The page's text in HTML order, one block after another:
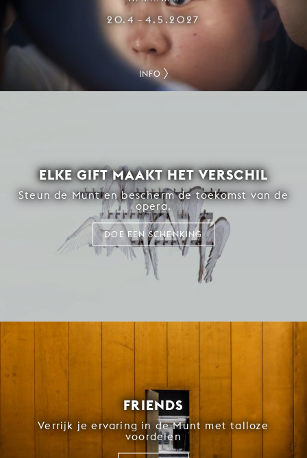
20.4 –4.5.2027
INFO
ELKE GIFT MAAKT HET VERSCHIL
Steun de Munt en bescherm de toekomst van de
opera.
DOE EEN SCHENKING
FRIENDS
Verrijk je ervaring in de Munt met talloze
voordelen